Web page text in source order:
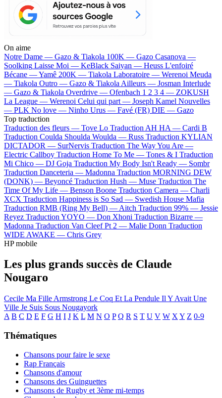
On aime
Notre Dame — Gazo & Tiakola 100K — Gazo Casanova —
Soolking Laisse Moi — KeBlack Saiyan — Heuss L'enfoiré
Bécane —Yamê 200K — Tiakola Laboratoire — Werenoi Meuda
— Tiakola Outro — Gazo & Tiakola Ailleurs — Josman Interlude
— Gazo & Tiakola Overdrive — Ofenbach 1 2 3 4 — ZOKUSH
La League — Werenoi Celui qui part — Joseph Kamel Nouvelles
— PLK No love — Ninho Urus — Favé (FR) DIE — Gazo
Top traduction
Traduction des fleurs — Tove Lo Traduction AH HA — Cardi B
Traduction Coulda Shoulda Woulda — Russ Traduction KYLIAN
DICTADOR — SurNervis Traduction The Way You Are —
Electric Callboy Traduction Home To Me — Tones & I Traduction
Mi Chico — DJ Goja Traduction My Body Isn't Ready — Sombr
Traduction Danceteria — Madonna Traduction MORNING DEW
(DONK) — Beyoncé Traduction Hush — Muse Traduction The
Time Of My Life — Benson Boone Traduction Camera — Charli
XCX Traduction Happiness is So Sad — Swedish House Mafia
Traduction RMB (Ring My Bell) — Aitch Traduction 99% — Jessie
Reyez Traduction YOYO — Don Xhoni Traduction Bizarre —
Madonna Traduction Van Cleef Pt 2 — Malie Donn Traduction
WIDE AWAKE — Chris Grey
HP mobile
Les plus grands succès de Claude
Nougaro
Cecile Ma Fille Armstrong Le Coq Et La Pendule Il Y Avait Une
Ville Je Suis Sous Nougayork
A B C D E F G H I J K L M N O P Q R S T U V W X Y Z 0-9
Thématiques
Chansons pour faire le sexe
Rap Français
Chansons d'amour
Chansons des Guinguettes
Chansons de Rugby et 3ème mi-temps